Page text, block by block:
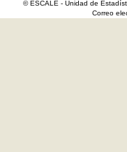
© ESCALE - Unidad de
Correo